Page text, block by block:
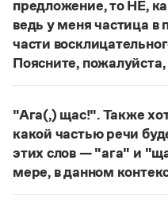
для школьников
Письмовник
Справочник по пунктуации
Словарь-справочник
Справочник по фразеологии
Азбучные истины
Все справочники портала
Журнал
предложение, то НЕ,
ведь у меня частица в
части
Поясните,
Правильно:Где бы ты
восклицательных
не был!
"Ага(,) щас!". Также
какой частью речи
этих слов — "ага" и
мере, в данном
Ага—частица,